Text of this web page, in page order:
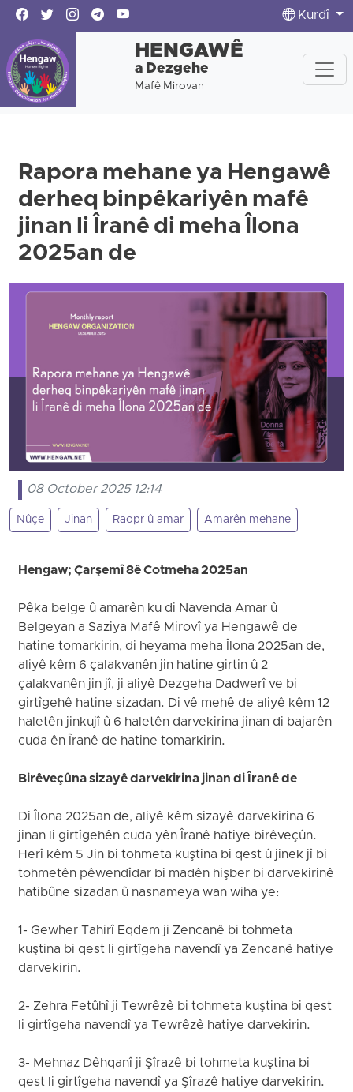
Kurdî
HENGAWÊ
a Dezgehe
Mafê Mirovan
Rapora mehane ya Hengawê
derheq binpêkariyên mafê
jinan li Îranê di meha Îlona
2025an de
08 October 2025 12:14
Nûçe Jinan Raopr û amar Amarên mehane
Hengaw; Çarşemî 8ê Cotmeha 2025an
Pêka belge û amarên ku di Navenda Amar û
Belgeyan a Saziya Mafê Mirovî ya Hengawê de
hatine tomarkirin, di heyama meha Îlona 2025an de,
aliyê kêm 6 çalakvanên jin hatine girtin û 2
çalakvanên jin jî, ji aliyê Dezgeha Dadwerî ve bi
girtîgehê hatine sizadan. Di vê mehê de aliyê kêm 12
haletên jinkujî û 6 haletên darvekirina jinan di bajarên
cuda ên Îranê de hatine tomarkirin.
Birêveçûna sizayê darvekirina jinan di Îranê de
Di Îlona 2025an de, aliyê kêm sizayê darvekirina 6
jinan li girtîgehên cuda yên Îranê hatiye birêveçûn.
Herî kêm 5 Jin bi tohmeta kuştina bi qest û jinek jî bi
tohmetên pêwendîdar bi madên hişber bi darvekirinê
hatibûne sizadan û nasnameya wan wiha ye:
1- Gewher Tahirî Eqdem ji Zencanê bi tohmeta
kuştina bi qest li girtîgeha navendî ya Zencanê hatiye
darvekirin.
2- Zehra Fetûhî ji Tewrêzê bi tohmeta kuştina bi qest
li girtîgeha navendî ya Tewrêzê hatiye darvekirin.
3- Mehnaz Dêhqanî ji Şîrazê bi tohmeta kuştina bi
qest li girtîgeha navendî ya Şîrazê hatiye darvekirin.